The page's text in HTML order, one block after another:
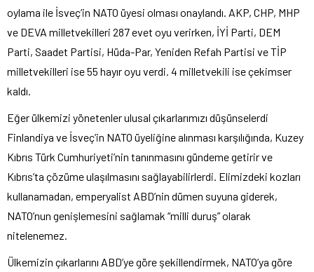
oylama ile İsveç’in NATO üyesi olması onaylandı. AKP, CHP, MHP
ve DEVA milletvekilleri 287 evet oyu verirken, İYİ Parti, DEM
Parti, Saadet Partisi, Hüda-Par, Yeniden Refah Partisi ve TİP
milletvekilleri ise 55 hayır oyu verdi. 4 milletvekili ise çekimser
kaldı.
Eğer ülkemizi yönetenler ulusal çıkarlarımızı düşünselerdi
Finlandiya ve İsveç’in NATO üyeliğine alınması karşılığında, Kuzey
Kıbrıs Türk Cumhuriyeti’nin tanınmasını gündeme getirir ve
Kıbrıs’ta çözüme ulaşılmasını sağlayabilirlerdi. Elimizdeki kozları
kullanamadan, emperyalist ABD’nin dümen suyuna giderek,
NATO’nun genişlemesini sağlamak “milli duruş” olarak
nitelenemez.
Ülkemizin çıkarlarını ABD’ye göre şekillendirmek, NATO’ya göre